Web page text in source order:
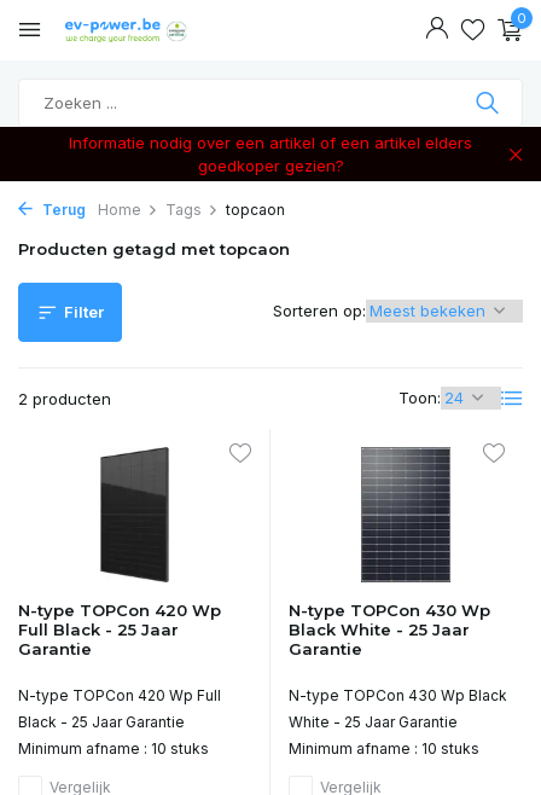
0
Informatie nodig over een artikel of een artikel elders
goedkoper gezien?
Terug Home Tags topcaon
Producten getagd met topcaon
Filter
2 producten Toon:
Sorteren op:
N-type TOPCon 420 Wp
Full Black - 25 Jaar
Garantie
N-type TOPCon 420 Wp Full
Black - 25 Jaar Garantie
Minimum afname : 10 stuks
Vergelijk
N-type TOPCon 430 Wp
Black White - 25 Jaar
Garantie
N-type TOPCon 430 Wp Black
White - 25 Jaar Garantie
Minimum afname : 10 stuks
Vergelijk